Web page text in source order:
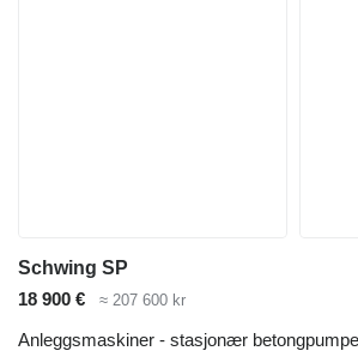
Schwing SP
18 900 €
≈ 207 600 kr
Anleggsmaskiner - stasjonær betongpumpe